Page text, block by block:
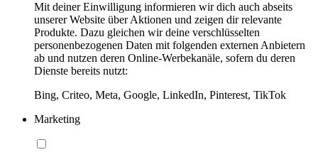
Mit deiner Einwilligung informieren wir dich auch abseits
unserer Website über Aktionen und zeigen dir relevante
Produkte. Dazu gleichen wir deine verschlüsselten
personenbezogenen Daten mit folgenden externen Anbietern
ab und nutzen deren Online-Werbekanäle, sofern du deren
Dienste bereits nutzt:
Bing, Criteo, Meta, Google, LinkedIn, Pinterest, TikTok
Marketing